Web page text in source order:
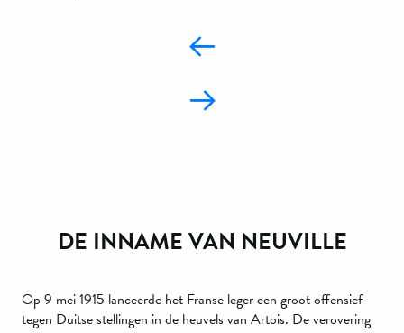
DE INNAME VAN NEUVILLE
Op 9 mei 1915 lanceerde het Franse leger een groot offensief
tegen Duitse stellingen in de heuvels van Artois. De verovering